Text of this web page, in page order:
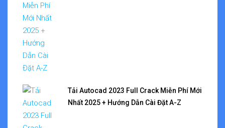
Tải Autocad 2023 Full Crack Miễn Phí Mới
Nhất 2025 + Hướng Dẫn Cài Đặt A-Z